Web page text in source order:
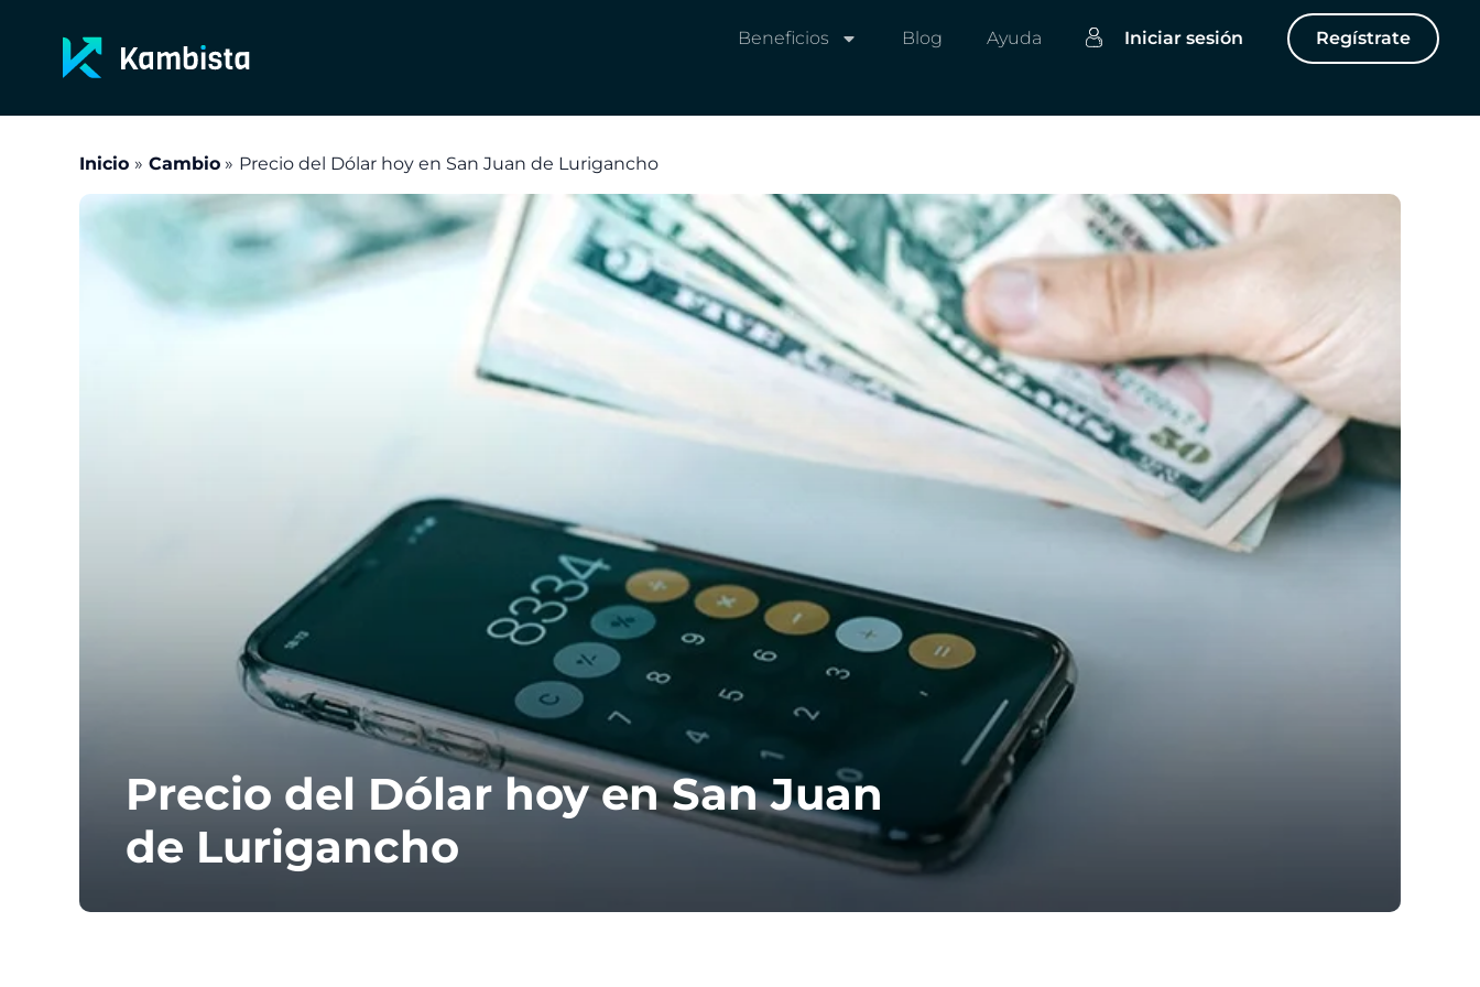
contenido
Beneficios Blog Ayuda Iniciar sesión Regístrate
Inicio Cambio Precio del Dólar hoy en San Juan de Lurigancho
Precio del Dólar hoy en San Juan
de Lurigancho